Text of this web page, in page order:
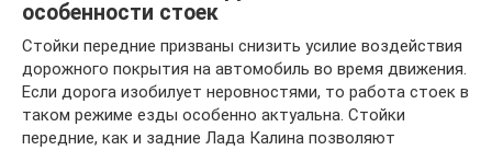
особенности стоек
Стойки передние призваны снизить усилие воздействия
дорожного покрытия на автомобиль во время движения.
Если дорога изобилует неровностями, то работа стоек в
таком режиме езды особенно актуальна. Стойки
передние, как и задние Лада Калина позволяют